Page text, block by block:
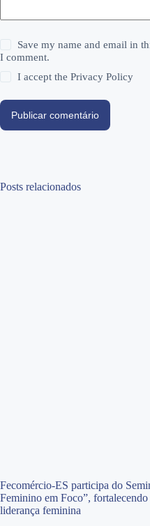
Save my name and email in
I comment.
I accept thePrivacy Policy
Publicar comentário
Posts relacionados
Fecomércio-ES participa do
Feminino em Foco”,
liderança feminina